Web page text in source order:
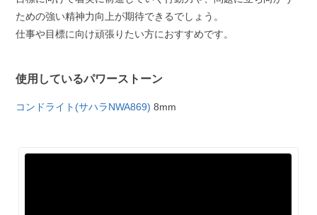
ための強い精神力向上が期待できるでしょう。
仕事や目標に向け頑張りたい方におすすめです。
使用しているパワーストーン
コンドライト(サハラNWA869) 8mm